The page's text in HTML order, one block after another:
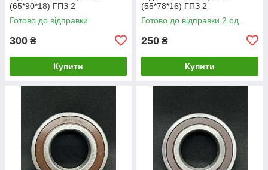
(65*90*18) ГПЗ 2
Готово до відправки
300 ₴
Купити
(55*78*16) ГПЗ 2
Готово до відправки 2 од.
250 ₴
Купити